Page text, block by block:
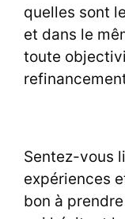
quelles sont
et dans le
toute
Sentez-vous
expériences
bon à